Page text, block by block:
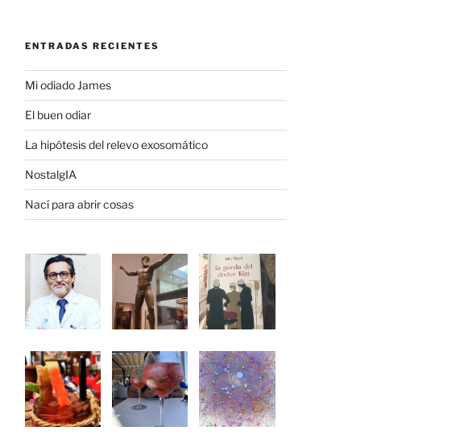
ENTRADAS RECIENTES
Mi odiado James
El buen odiar
La hipótesis del relevo exosomático
NostalgIA
Nací para abrir cosas